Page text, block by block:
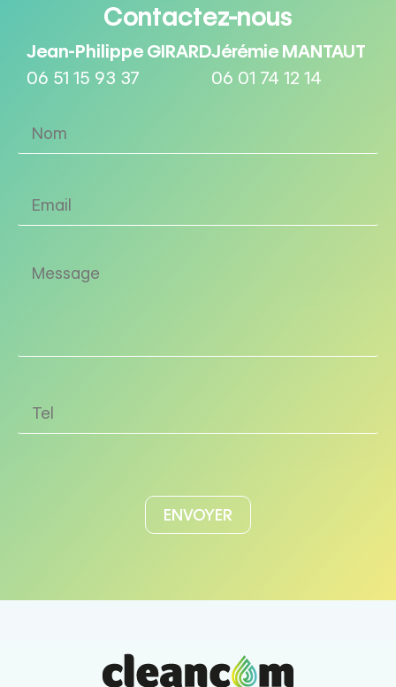
Contactez-nous
Jean-Philippe GIRARD
06 51 15 93 37
Jérémie MANTAUT
06 01 74 12 14